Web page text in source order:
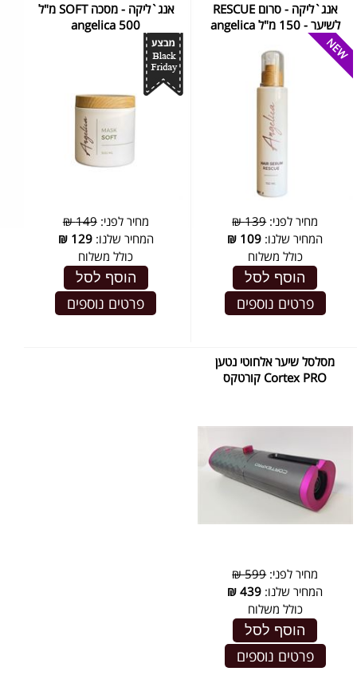
אנג`ליקה - סרום RESCUE
לשיער - 150 מ"ל ‏angelica
מחיר לפני:139 ₪
המחיר שלנו: 109
₪
כולל משלוח
הוסף לסל
פרטים נוספים
אנג`ליקה - מסכה SOFT מ"ל
500 ‏angelica
מחיר לפני:149 ₪
המחיר שלנו:129
₪
כולל משלוח
הוסף לסל
פרטים נוספים
מסלסל שיער אלחוטי נטען
Cortex PRO קורטקס
מחיר לפני:599 ₪
המחיר שלנו: 439
₪
כולל משלוח
הוסף לסל
פרטים נוספים